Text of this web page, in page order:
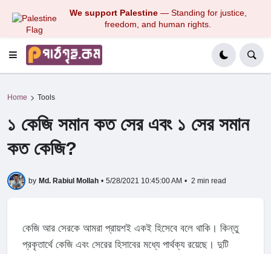
We support Palestine— Standing for justice,
freedom, and human rights.
Home Tools
১ কেজি সমান কত সের এবং ১ সের সমান
কত কেজি?
by Md. Rabiul Mollah • 5/28/2021 10:45:00 AM • 2 min read
কেজি আর সেরকে আমরা প্রায়শই একই হিসেবে বলে থাকি। কিন্তু
প্রকৃতার্থে কেজি এবং সেরের হিসাবের মধ্যে পার্থক্য রয়েছে। দুটি